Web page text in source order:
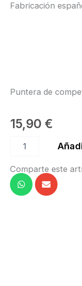
Fabricación
Puntera de
15,90 €
África
cantidad
Comparte este